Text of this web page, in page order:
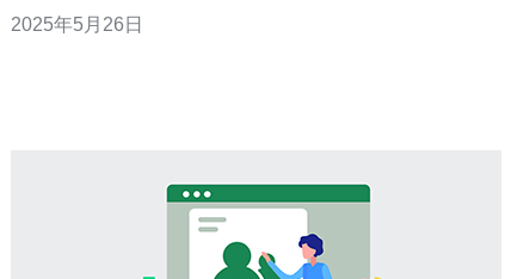
器以其精美的外观和高性能而闻名。樱花服务器视频频道
2025年5月26日